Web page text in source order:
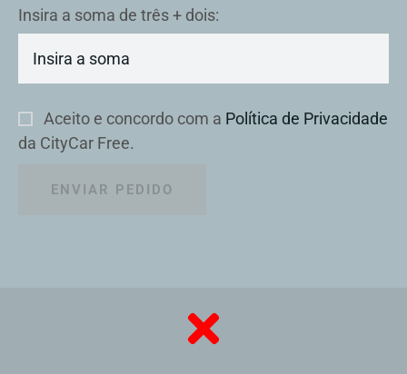
Insira a soma de três + dois:
Aceito e concordo com a Política de Privacidade
da CityCar Free.
ENVIAR PEDIDO